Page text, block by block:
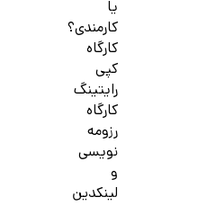
یا
کارمندی؟
کارگاه
کپی
رایتینگ
کارگاه
رزومه
نویسی
و
لینکدین